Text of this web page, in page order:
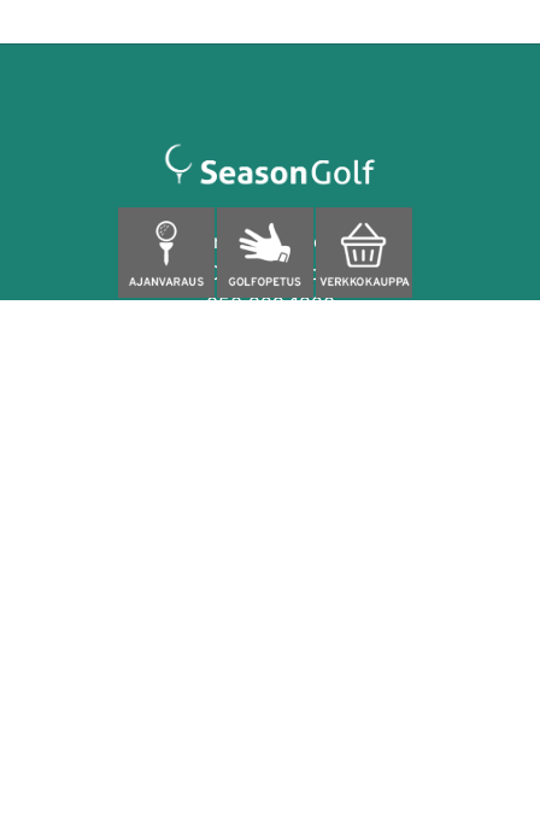
Finnoonpuisto 4
02280 Espoo
050 329 1320